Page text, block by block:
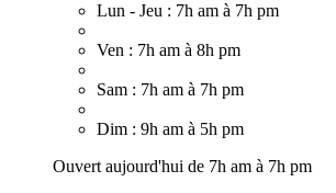
Lun - Jeu : 7h am à 7h pm
Ven : 7h am à 8h pm
Sam : 7h am à 7h pm
Dim : 9h am à 5h pm
Ouvert aujourd'hui de 7h am à 7h pm